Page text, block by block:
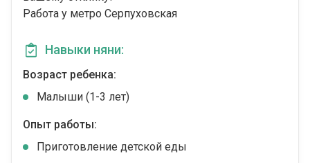
Работа у метро Серпуховская
Навыки няни:
Возраст ребенка:
Малыши (1-3 лет)
Опыт работы:
Приготовление детской еды